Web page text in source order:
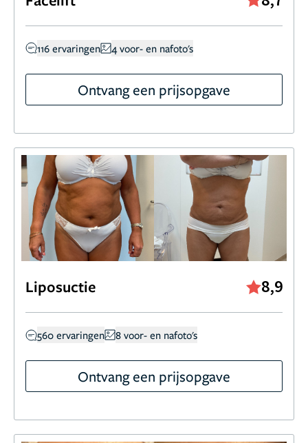
116 ervaringen 4 voor- en nafoto's
Ontvang een prijsopgave
Liposuctie 8,9
560 ervaringen 8 voor- en nafoto's
Ontvang een prijsopgave